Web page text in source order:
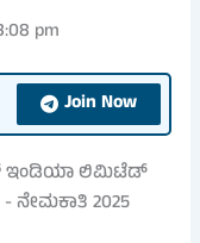
pm
Join Now